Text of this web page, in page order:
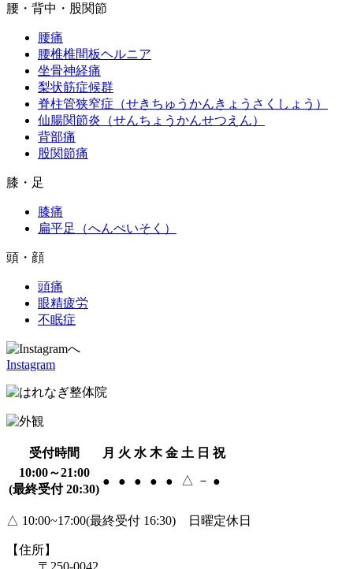
腰・背中・股関節
腰痛
腰椎椎間板ヘルニア
坐骨神経痛
梨状筋症候群
脊柱管狭窄症（せきちゅうかんきょうさくしょう）
仙腸関節炎（せんちょうかんせつえん）
背部痛
股関節痛
膝・足
膝痛
扁平足（へんぺいそく）
頭・顔
頭痛
眼精疲労
不眠症
Instagram
受付時間 月 火 水 木 金 土 日 祝
10:00～21:00
(最終受付 20:30)
● ● ● ● ● △ － ●
△ 10:00~17:00(最終受付 16:30) 日曜定休日
【住所】
〒250-0042